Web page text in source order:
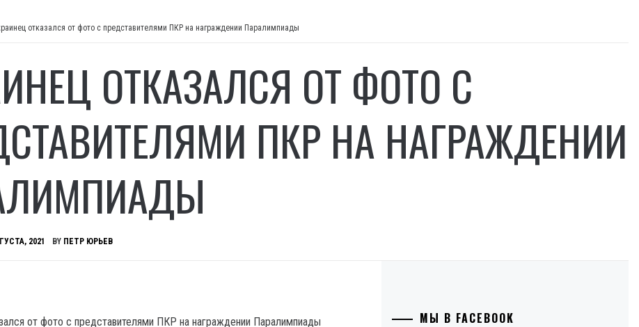
отказался от фото с представителями ПКР на награждении Паралимпиады
ОТКАЗАЛСЯ ОТ ФОТО С
ПКР НА НАГРАЖДЕНИИ
2021 BY ПЕТР ЮРЬЕВ
МЫ В FACEBOOK